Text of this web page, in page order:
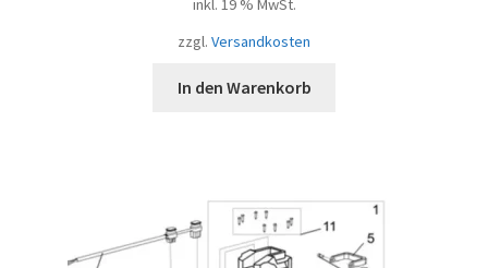
inkl. 19 % MwSt.
zzgl. Versandkosten
In den Warenkorb